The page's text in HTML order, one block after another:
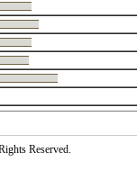
Reserved.